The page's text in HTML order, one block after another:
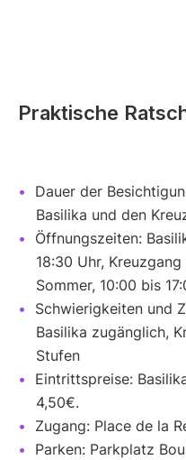
Praktische
Dauer der
Basilika und den
Öffnungszeiten:
18:30 Uhr,
Sommer, 10:00 bis
Schwierigkeiten und
Basilika zugänglich,
Stufen
Eintrittspreise:
4,50€.
Zugang: Place de la
Parken: Parkplatz